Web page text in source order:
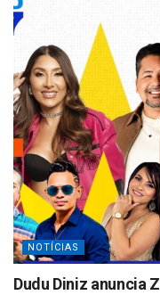
p
NOTÍCIAS
Dudu Diniz anuncia